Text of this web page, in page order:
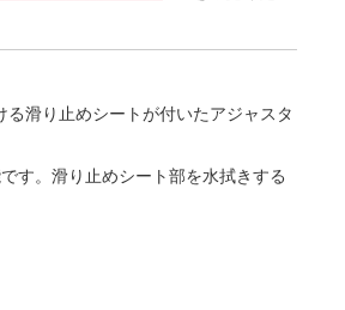
滑り止めシートが付いたアジャスタ
す。滑り止めシート部を水拭きする